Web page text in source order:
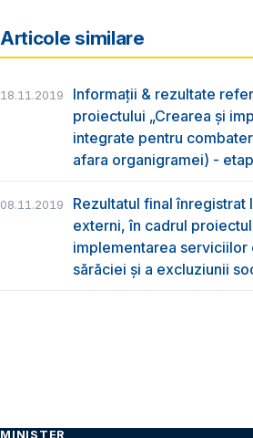
Articole similare
18.11.2019
Informații & rezultate
proiectului „Crearea și
integrate pentru
afara organigramei) -
08.11.2019
Rezultatul final
externi, în cadrul
implementarea
sărăciei și a excluziunii
MINISTER